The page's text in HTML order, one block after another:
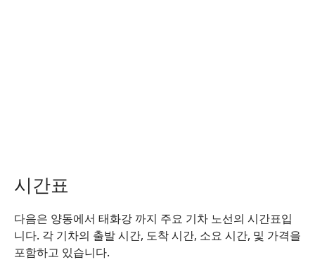
시간표
다음은 양동에서 태화강 까지 주요 기차 노선의 시간표입
니다. 각 기차의 출발 시간, 도착 시간, 소요 시간, 및 가격을
포함하고 있습니다.